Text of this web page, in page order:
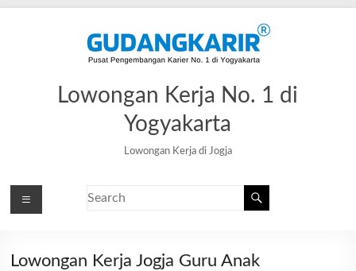
Lowongan Kerja No. 1 di
Yogyakarta
Lowongan Kerja di Jogja
Lowongan Kerja Jogja Guru Anak